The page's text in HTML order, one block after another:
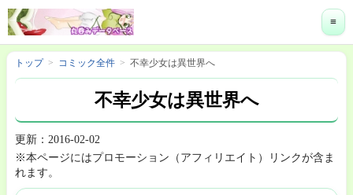
≡
トップ コミック全件 不幸少女は異世界へ
不幸少女は異世界へ
更新：2016-02-02
※本ページにはプロモーション（アフィリエイト）リンクが含ま
れます。